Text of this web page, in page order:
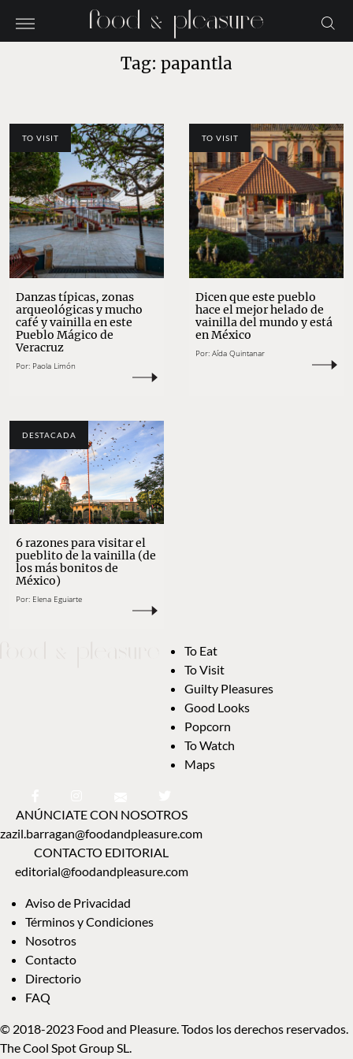
Tag: papantla
TO VISIT
Danzas típicas, zonas
arqueológicas y mucho
café y vainilla en este
Pueblo Mágico de
Veracruz
Por: Paola Limón
TO VISIT
Dicen que este pueblo
hace el mejor helado de
vainilla del mundo y está
en México
Por: Aída Quintanar
DESTACADA
6 razones para visitar el
pueblito de la vainilla (de
los más bonitos de
México)
Por: Elena Eguiarte
To Eat
To Visit
Guilty Pleasures
Good Looks
Popcorn
To Watch
Maps
ANÚNCIATE CON NOSOTROS
zazil.barragan@foodandpleasure.com
CONTACTO EDITORIAL
editorial@foodandpleasure.com
Aviso de Privacidad
Términos y Condiciones
Nosotros
Contacto
Directorio
FAQ
© 2018-2023 Food and Pleasure. Todos los derechos reservados.
The Cool Spot Group SL.